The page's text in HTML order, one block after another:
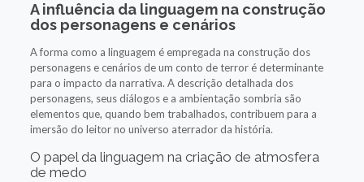
A influência da linguagem na construção
dos personagens e cenários
A forma como a linguagem é empregada na construção dos
personagens e cenários de um conto de terror é determinante
para o impacto da narrativa. A descrição detalhada dos
personagens, seus diálogos e a ambientação sombria são
elementos que, quando bem trabalhados, contribuem para a
imersão do leitor no universo aterrador da história.
O papel da linguagem na criação de atmosfera
de medo